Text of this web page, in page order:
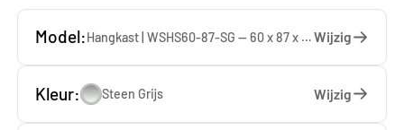
Model: Hangkast | WSHS60-87-SG — 60 x 87 x 37 cmWijzig
Kleur: Steen Grijs Wijzig